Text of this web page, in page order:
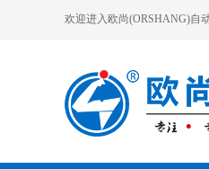
欢迎进入欧尚(ORSHANG)自